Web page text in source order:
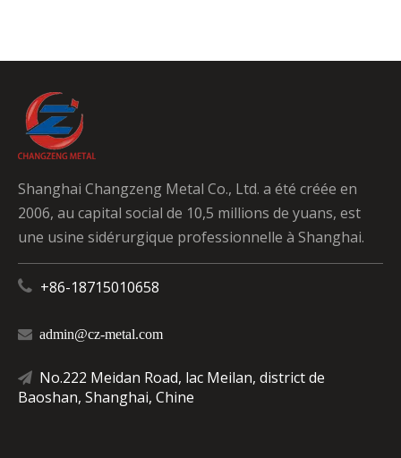
Shanghai Changzeng Metal Co., Ltd. a été créée en
2006, au capital social de 10,5 millions de yuans, est
une usine sidérurgique professionnelle à Shanghai.
 +86-18715010658
 admin@cz-metal.com
 No.222 Meidan Road, lac Meilan, district de
Baoshan, Shanghai, Chine